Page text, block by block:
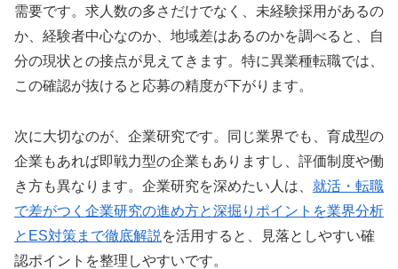
需要です。求人数の多さだけでなく、未経験採用があるの
か、経験者中心なのか、地域差はあるのかを調べると、自
分の現状との接点が見えてきます。特に異業種転職では、
この確認が抜けると応募の精度が下がります。
次に大切なのが、企業研究です。同じ業界でも、育成型の
企業もあれば即戦力型の企業もありますし、評価制度や働
き方も異なります。企業研究を深めたい人は、 就活・転職
で差がつく企業研究の進め方と深掘りポイントを業界分析
とES対策まで徹底解説 を活用すると、見落としやすい確
認ポイントを整理しやすいです。